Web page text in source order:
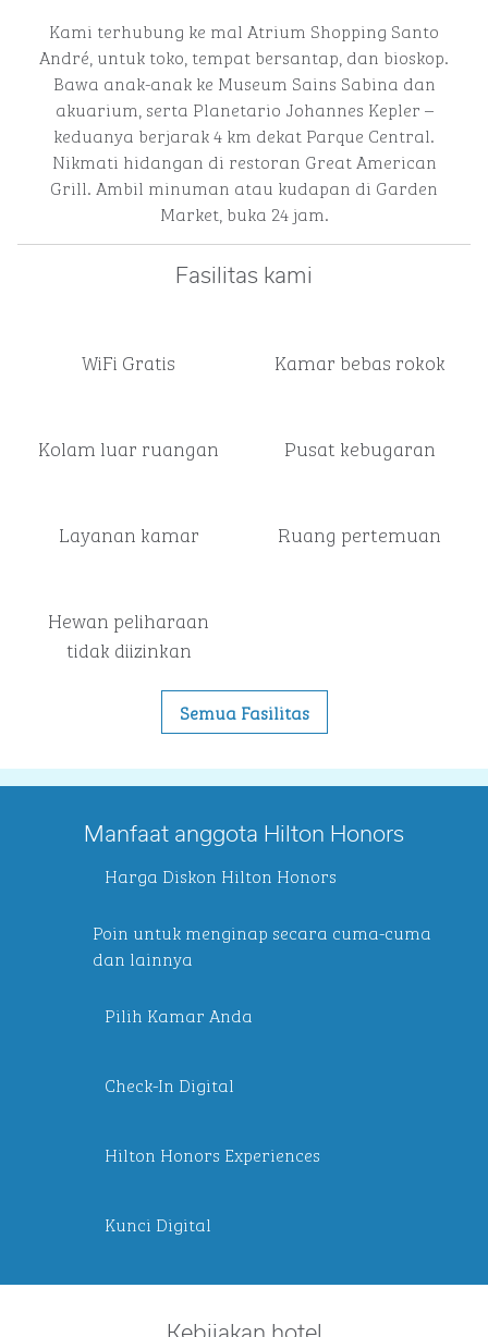
Kami terhubung ke mal Atrium Shopping Santo
André, untuk toko, tempat bersantap, dan bioskop.
Bawa anak-anak ke Museum Sains Sabina dan
akuarium, serta Planetario Johannes Kepler –
keduanya berjarak 4 km dekat Parque Central.
Nikmati hidangan di restoran Great American
Grill. Ambil minuman atau kudapan di Garden
Market, buka 24 jam.
Fasilitas kami
WiFi Gratis Kamar bebas rokok
Kolam luar ruangan Pusat kebugaran
Layanan kamar Ruang pertemuan
Hewan peliharaan
tidak diizinkan
Semua Fasilitas
Manfaat anggota Hilton Honors
Harga Diskon Hilton Honors
Poin untuk menginap secara cuma-cuma
dan lainnya
Pilih Kamar Anda
Check-In Digital
Hilton Honors Experiences
Kunci Digital